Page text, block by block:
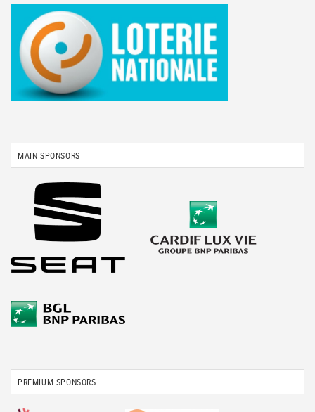
MAIN SPONSORS
PREMIUM SPONSORS